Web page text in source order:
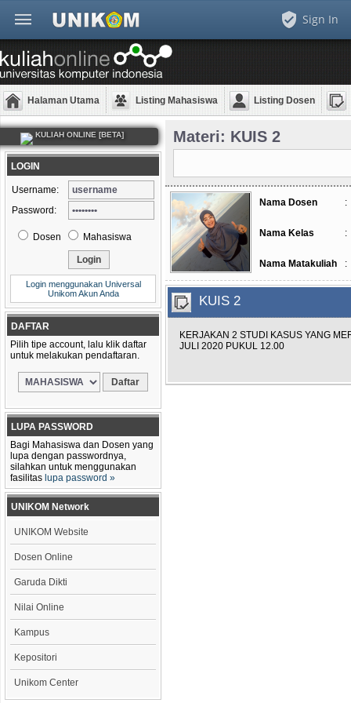
Sign In
Halaman Utama Listing Mahasiswa Listing Dosen
KULIAH ONLINE [BETA]
LOGIN
Username:
Password:
Dosen Mahasiswa
Login menggunakan Universal
Unikom Akun Anda
DAFTAR
Pilih tipe account, lalu klik daftar
untuk melakukan pendaftaran.
LUPA PASSWORD
Bagi Mahasiswa dan Dosen yang
lupa dengan passwordnya,
silahkan untuk menggunakan
fasilitas lupa password »
UNIKOM Network
UNIKOM Website
Dosen Online
Garuda Dikti
Nilai Online
Kampus
Kepositori
Unikom Center
Materi: KUIS 2
Nama Dosen :
Nama Kelas :
Nama Matakuliah :
KUIS 2
KERJAKAN 2 STUDI KASUS YANG
JULI 2020 PUKUL 12.00